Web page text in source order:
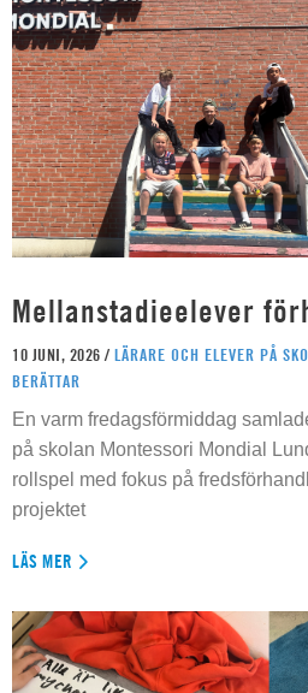
Mellanstadieelever
10 JUNI, 2026 / LÄRARE OCH ELEVER PÅ
BERÄTTAR
En varm fredagsförmiddag
på skolan Montessori Mondial
rollspel med fokus på
projektet
LÄS MER